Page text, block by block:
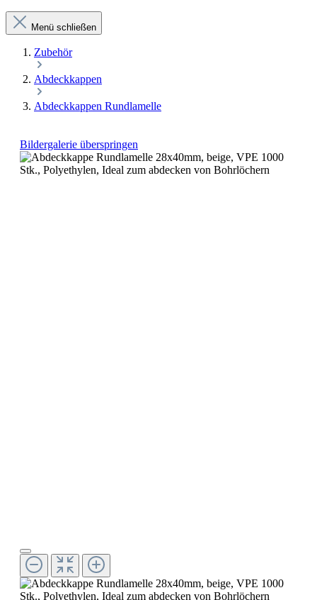
Menü schließen
Zubehör
Abdeckkappen
Abdeckkappen Rundlamelle
Bildergalerie überspringen